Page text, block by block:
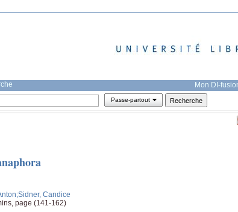
Mon DI-
Passe-partout
;Sidner, Candice
page (141-162)